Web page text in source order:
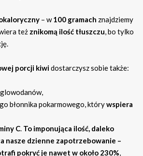
– w100 gramach znajdziemy
też znikomą ilość tłuszczu, bo tylko
porcji kiwidostarczysz sobie także:
błonnika pokarmowego, którywspiera
C. To imponująca ilość, daleko
nasze dzienne zapotrzebowanie –
pokryć je nawet w około 230%,